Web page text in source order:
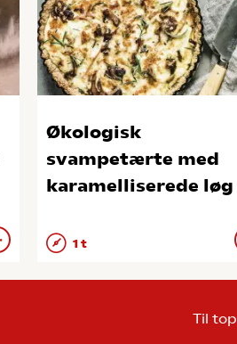
Økologisk
svampetærte med
karamelliserede løg
1 t
Til top